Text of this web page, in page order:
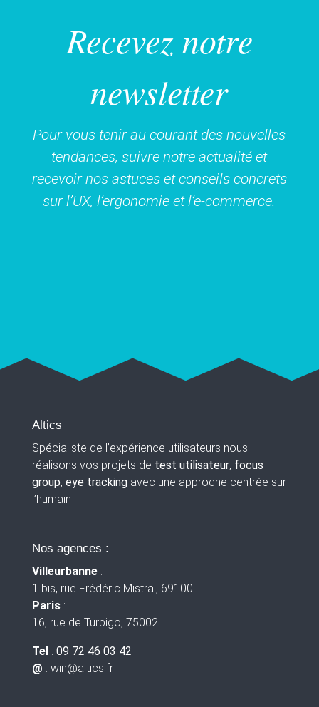
Recevez notre
newsletter
Pour vous tenir au courant des nouvelles
tendances, suivre notre actualité et
recevoir nos astuces et conseils concrets
sur l’UX, l’ergonomie et l’e-commerce.
Altics
Spécialiste de l’expérience utilisateurs nous
réalisons vos projets de test utilisateur, focus
group, eye trackingavec une approche centrée sur
l’humain
Nos agences :
Villeurbanne :
1 bis, rue Frédéric Mistral, 69100
Paris:
16, rue de Turbigo, 75002
Tel : 09 72 46 03 42
@ : win@altics.fr